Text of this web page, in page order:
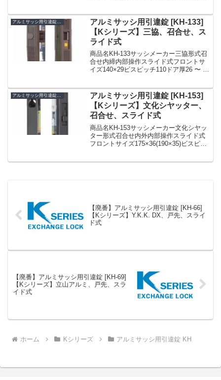
付 ・召合せ 内外 ・引違錠 鍵...
アルミサッシ用引違錠 [KH-133]
【Kシリーズ】三協、召合せ、ス
ライド式
商品名KH-133サッシメーカー三協形式召
合せ内締内部操作スライド式フロントサ
イズ140×29ビスピッチ110ドア厚26 〜 30
wit...
アルミサッシ用引違錠 KH
アルミサッシ用引違錠 [KH-153]
【Kシリーズ】文化シヤッター、
召合せ、スライド式
商品名KH-153サッシメーカー文化シヤッ
ター形式召合せ内外内部操作スライド式
フロントサイズ175×36(190×35)ビスピッ
【廃番】アルミサッシ用引違錠 [KH-66]
【Kシリーズ】Y.K.K. DX、戸先、スライ
ド式
【廃番】アルミサッシ用引違錠 [KH-69]
【Kシリーズ】立山アルミ、戸先、スラ
イド式
ホーム Kシリーズ アルミサッシ用引違錠 KH